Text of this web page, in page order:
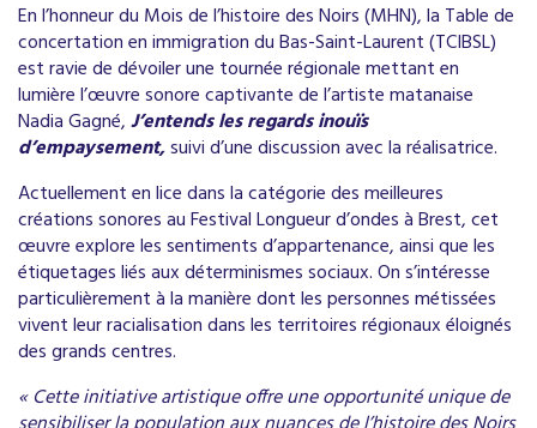
En l’honneur du Mois de l’histoire des Noirs (MHN), la Table de
concertation en immigration du Bas-Saint-Laurent (TCIBSL)
est ravie de dévoiler une tournée régionale mettant en
lumière l’œuvre sonore captivante de l’artiste matanaise
Nadia Gagné,J’entends les regards inouïs
d’empaysement,suivi d’une discussion avec la réalisatrice.
Actuellement en lice dans la catégorie des meilleures
créations sonores au Festival Longueur d’ondes à Brest, cet
œuvre explore les sentiments d’appartenance, ainsi que les
étiquetages liés aux déterminismes sociaux. On s’intéresse
particulièrement à la manière dont les personnes métissées
vivent leur racialisation dans les territoires régionaux éloignés
des grands centres.
« Cette initiative artistique offre une opportunité unique de